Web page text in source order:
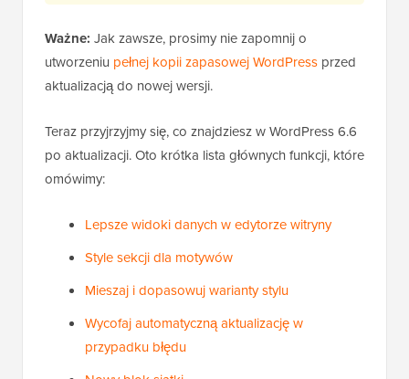
Ważne: Jak zawsze, prosimy nie zapomnij o
utworzeniu pełnej kopii zapasowej WordPress przed
aktualizacją do nowej wersji.
Teraz przyjrzyjmy się, co znajdziesz w WordPress 6.6
po aktualizacji. Oto krótka lista głównych funkcji, które
omówimy:
Lepsze widoki danych w edytorze witryny
Style sekcji dla motywów
Mieszaj i dopasowuj warianty stylu
Wycofaj automatyczną aktualizację w
przypadku błędu